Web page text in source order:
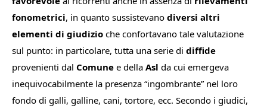
fonometrici, in quanto sussistevano diversi altri
elementi di giudizio che confortavano tale valutazione
sul punto: in particolare, tutta una serie di diffide
provenienti dal Comune e della Asl da cui emergeva
inequivocabilmente la presenza “ingombrante” nel loro
fondo di galli, galline, cani, tortore, ecc. Secondo i giudici,